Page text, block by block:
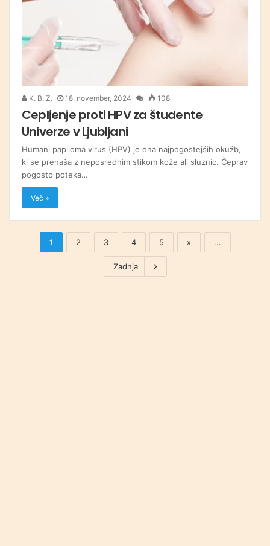
K. B. Z. 18. november, 2024 108
Cepljenje proti HPV za študente
Univerze v Ljubljani
Humani papiloma virus (HPV) je ena najpogostejših okužb,
ki se prenaša z neposrednim stikom kože ali sluznic. Čeprav
pogosto poteka…
Več »
1 2 3 4 5 » ...
Zadnja